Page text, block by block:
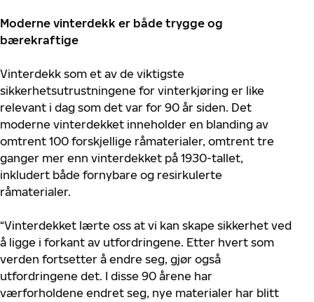
Moderne vinterdekk er både trygge og
bærekraftige
Vinterdekk som et av de viktigste
sikkerhetsutrustningene for vinterkjøring er like
relevant i dag som det var for 90 år siden. Det
moderne vinterdekket inneholder en blanding av
omtrent 100 forskjellige råmaterialer, omtrent tre
ganger mer enn vinterdekket på 1930-tallet,
inkludert både fornybare og resirkulerte
råmaterialer.
“Vinterdekket lærte oss at vi kan skape sikkerhet ved
å ligge i forkant av utfordringene. Etter hvert som
verden fortsetter å endre seg, gjør også
utfordringene det. I disse 90 årene har
værforholdene endret seg, nye materialer har blitt